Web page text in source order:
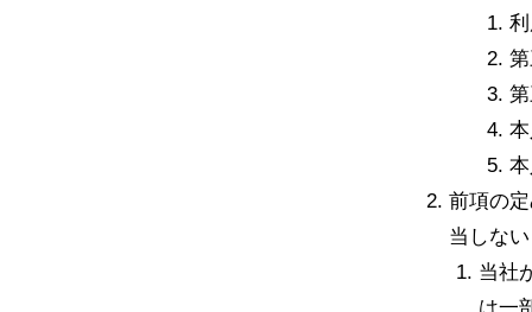
前項の
当しな
当社
は一